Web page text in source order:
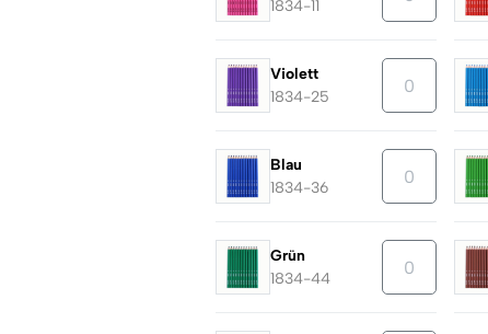
1834-11
Violett
1834-25
Blau
1834-36
Grün
1834-44